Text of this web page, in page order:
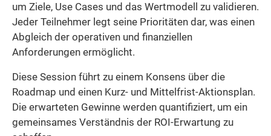
um Ziele, Use Cases und das Wertmodell zu validieren.
Jeder Teilnehmer legt seine Prioritäten dar, was einen
Abgleich der operativen und finanziellen
Anforderungen ermöglicht.
Diese Session führt zu einem Konsens über die
Roadmap und einen Kurz- und Mittelfrist-Aktionsplan.
Die erwarteten Gewinne werden quantifiziert, um ein
gemeinsames Verständnis der ROI-Erwartung zu